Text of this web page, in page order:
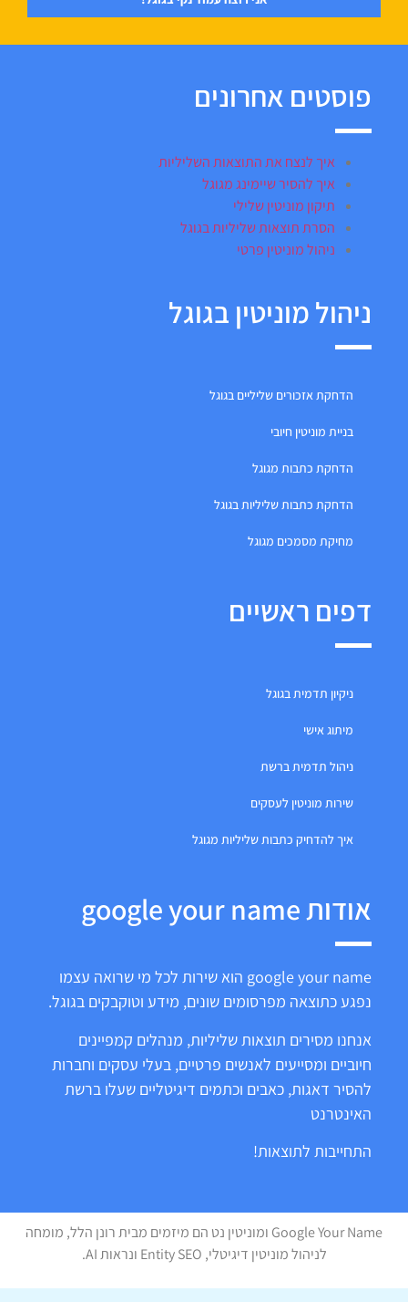
פוסטים אחרונים
איך לנצח את התוצאות השליליות
איך להסיר שיימינג מגוגל
תיקון מוניטין שלילי
הסרת תוצאות שליליות בגוגל
ניהול מוניטין פרטי
ניהול מוניטין בגוגל
הדחקת אזכורים שליליים בגוגל
בניית מוניטין חיובי
הדחקת כתבות מגוגל
הדחקת כתבות שליליות בגוגל
מחיקת מסמכים מגוגל
דפים ראשיים
ניקיון תדמית בגוגל
מיתוג אישי
ניהול תדמית ברשת
שירות מוניטין לעסקים
איך להדחיק כתבות שליליות מגוגל
אודות google your name
google your name הוא שירות לכל מי שרואה עצמו
נפגע כתוצאה מפרסומים שונים, מידע וטוקבקים בגוגל.
אנחנו מסירים תוצאות שליליות, מנהלים קמפיינים
חיוביים ומסייעים לאנשים פרטיים, בעלי עסקים וחברות
להסיר דאגות, כאבים וכתמים דיגיטליים שעלו ברשת
האינטרנט
התחייבות לתוצאות!
Google Your Name ומוניטין נט הם מיזמים מבית רונן הלל, מומחה
לניהול מוניטין דיגיטלי, Entity SEO ונראות AI.